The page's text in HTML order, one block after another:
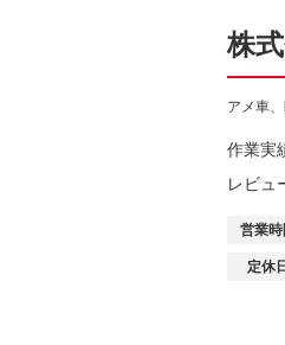
株
アメ車
作業実
レビュ
営業時
定休日